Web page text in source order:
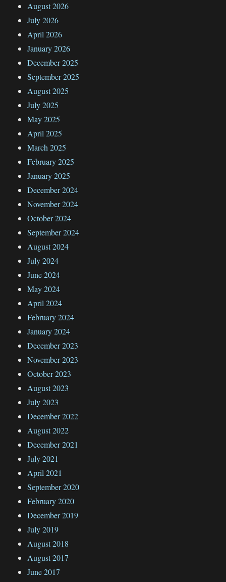
August 2026
July 2026
April 2026
January 2026
December 2025
September 2025
August 2025
July 2025
May 2025
April 2025
March 2025
February 2025
January 2025
December 2024
November 2024
October 2024
September 2024
August 2024
July 2024
June 2024
May 2024
April 2024
February 2024
January 2024
December 2023
November 2023
October 2023
August 2023
July 2023
December 2022
August 2022
December 2021
July 2021
April 2021
September 2020
February 2020
December 2019
July 2019
August 2018
August 2017
June 2017